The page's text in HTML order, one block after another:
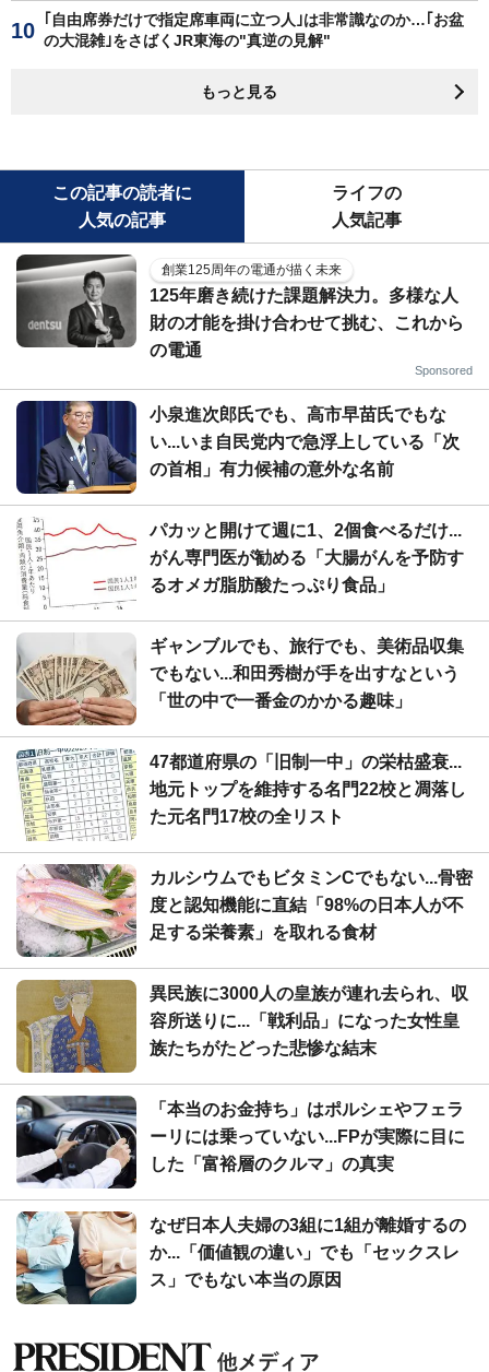
｢自由席券だけで指定席車両に立つ人｣は非常識なのか…｢お盆
の大混雑｣をさばくJR東海の"真逆の見解"
もっと見る
この記事の読者に
人気の記事
ライフの
人気記事
創業125周年の電通が描く未来
125年磨き続けた課題解決力。多様な人
財の才能を掛け合わせて挑む、これから
の電通
Sponsored
小泉進次郎氏でも、高市早苗氏でもな
い...いま自民党内で急浮上している「次
の首相」有力候補の意外な名前
パカッと開けて週に1、2個食べるだけ...
がん専門医が勧める「大腸がんを予防す
るオメガ脂肪酸たっぷり食品」
ギャンブルでも、旅行でも、美術品収集
でもない...和田秀樹が手を出すなという
「世の中で一番金のかかる趣味」
47都道府県の「旧制一中」の栄枯盛衰...
地元トップを維持する名門22校と凋落し
た元名門17校の全リスト
カルシウムでもビタミンCでもない...骨密
度と認知機能に直結「98%の日本人が不
足する栄養素」を取れる食材
異民族に3000人の皇族が連れ去られ、収
容所送りに...「戦利品」になった女性皇
族たちがたどった悲惨な結末
「本当のお金持ち」はポルシェやフェラ
ーリには乗っていない...FPが実際に目に
した「富裕層のクルマ」の真実
なぜ日本人夫婦の3組に1組が離婚するの
か...「価値観の違い」でも「セックスレ
ス」でもない本当の原因